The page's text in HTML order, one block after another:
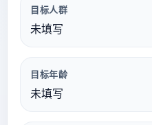
目标人群
未填写
目标年龄
未填写